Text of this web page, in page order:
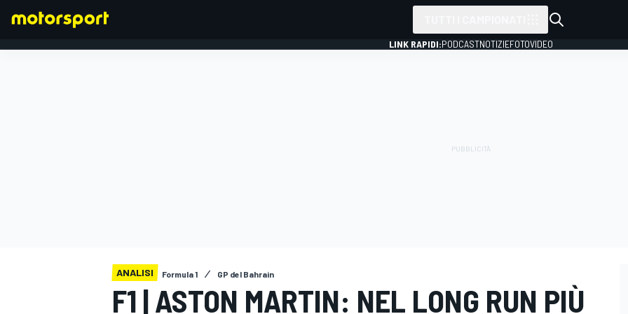
LINK RAPIDI:PODCASTNOTIZIEFOTOVIDEO
ANALISI Formula 1 GP del Bahrain
F1 | ASTON MARTIN: NEL LONG RUN PIÙ